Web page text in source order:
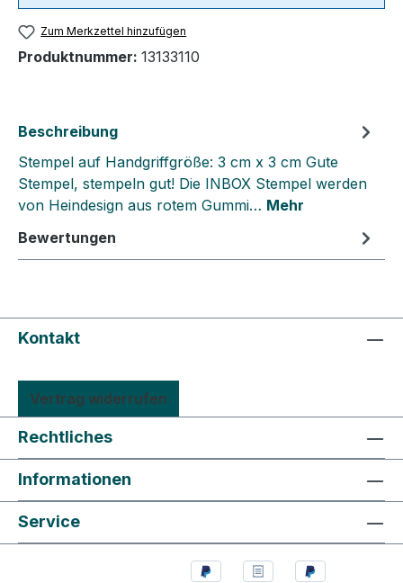
Zum Merkzettel hinzufügen
Produktnummer: 13133110
Beschreibung
Stempel auf Handgriffgröße: 3 cm x 3 cm Gute
Stempel, stempeln gut! Die INBOX Stempel werden
von Heindesign aus rotem Gummi… Mehr
Bewertungen
Kontakt
Vertrag widerrufen
Rechtliches
Informationen
Service